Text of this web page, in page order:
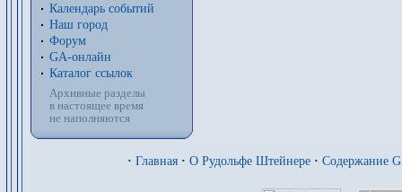
Календарь событий
Наш город
Форум
GA-онлайн
Каталог ссылок
Архивные разделы
в настоящее время
не наполняются
· Главная · О Рудольфе Штейнере · Содержание